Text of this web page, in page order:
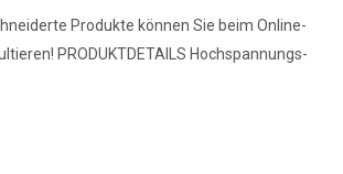
Produkte können Sie beim Online-
PRODUKTDETAILS Hochspannungs-